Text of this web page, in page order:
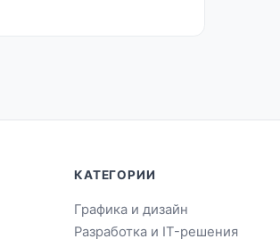
КАТЕГОРИИ
Графика и дизайн
Разработка и IT-решения